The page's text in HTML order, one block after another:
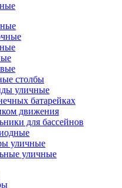
столбы
уличные
батарейках
движения
для бассейнов
уличные
уличные